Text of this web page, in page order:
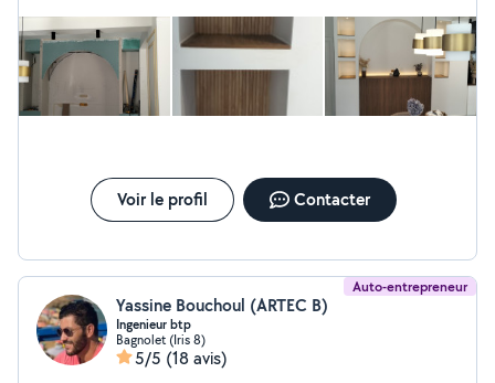
Voir le profil Contacter
Auto-entrepreneur
Yassine Bouchoul (ARTEC B)
Ingenieur btp
Bagnolet (Iris 8)
5/5 (18 avis)